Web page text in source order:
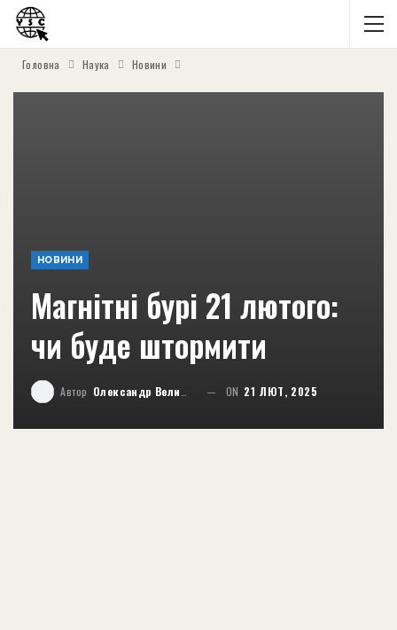
Головна Наука Новини
НОВИНИ
Магнітні бурі 21 лютого:
чи буде штормити
Автор Олександр Великий ON 21 ЛЮТ, 2025